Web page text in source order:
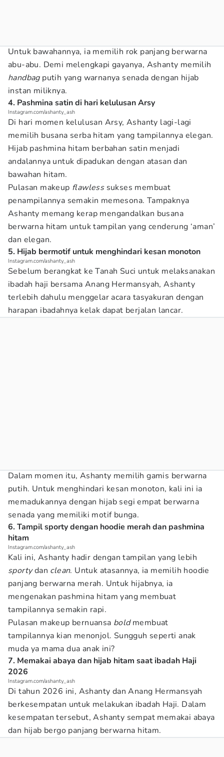
Untuk bawahannya, ia memilih rok panjang berwarna
abu-abu. Demi melengkapi gayanya, Ashanty memilih
handbagputih yang warnanya senada dengan hijab
instan miliknya.
4. Pashmina satin di hari kelulusan Arsy
Instagram.com/ashanty_ash
Di hari momen kelulusan Arsy, Ashanty lagi-lagi
memilih busana serba hitam yang tampilannya elegan.
Hijab pashmina hitam berbahan satin menjadi
andalannya untuk dipadukan dengan atasan dan
bawahan hitam.
Pulasan makeup flawlesssukses membuat
penampilannya semakin memesona. Tampaknya
Ashanty memang kerap mengandalkan busana
berwarna hitam untuk tampilan yang cenderung ‘aman’
dan elegan.
5. Hijab bermotif untuk menghindari kesan monoton
Instagram.com/ashanty_ash
Sebelum berangkat ke Tanah Suci untuk melaksanakan
ibadah haji bersama Anang Hermansyah, Ashanty
terlebih dahulu menggelar acara tasyakuran dengan
harapan ibadahnya kelak dapat berjalan lancar.
Dalam momen itu, Ashanty memilih gamis berwarna
putih. Untuk menghindari kesan monoton, kali ini ia
memadukannya dengan hijab segi empat berwarna
senada yang memiliki motif bunga.
6. Tampil sporty dengan hoodie merah dan pashmina
hitam
Instagram.com/ashanty_ash
Kali ini, Ashanty hadir dengan tampilan yang lebih
sportydan clean. Untuk atasannya, ia memilih hoodie
panjang berwarna merah. Untuk hijabnya, ia
mengenakan pashmina hitam yang membuat
tampilannya semakin rapi.
Pulasan makeup bernuansa boldmembuat
tampilannya kian menonjol. Sungguh seperti anak
muda ya mama dua anak ini?
7. Memakai abaya dan hijab hitam saat ibadah Haji
2026
Instagram.com/ashanty_ash
Di tahun 2026 ini, Ashanty dan Anang Hermansyah
berkesempatan untuk melakukan ibadah Haji. Dalam
kesempatan tersebut, Ashanty sempat memakai abaya
dan hijab bergo panjang berwarna hitam.